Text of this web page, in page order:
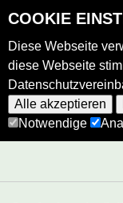
COOKIE
Diese Webseite
diese Webseite
Alle akzeptieren
Notwendige